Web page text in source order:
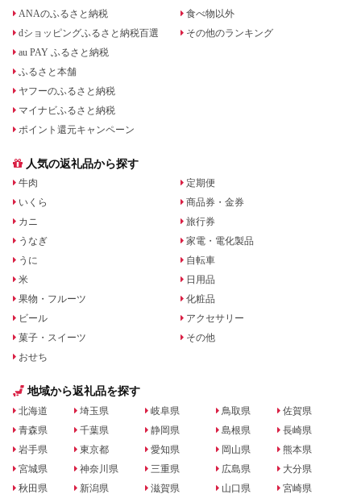
ANAのふるさと納税
dショッピングふるさと納税百選
au PAY ふるさと納税
ふるさと本舗
ヤフーのふるさと納税
マイナビふるさと納税
ポイント還元キャンペーン
食べ物以外
その他のランキング
人気の返礼品から探す
牛肉
いくら
カニ
うなぎ
うに
米
果物・フルーツ
ビール
菓子・スイーツ
おせち
定期便
商品券・金券
旅行券
家電・電化製品
自転車
日用品
化粧品
アクセサリー
その他
地域から返礼品を探す
北海道
青森県
岩手県
宮城県
秋田県
埼玉県
千葉県
東京都
神奈川県
新潟県
岐阜県
静岡県
愛知県
三重県
滋賀県
鳥取県
島根県
岡山県
広島県
山口県
佐賀県
長崎県
熊本県
大分県
宮崎県